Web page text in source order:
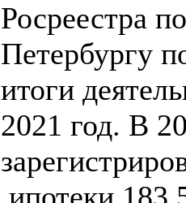
Росреестра
Петербургу
итоги
2021 год. В